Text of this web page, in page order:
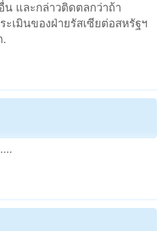
น และกล่าวติดตลกว่าถ้า
ะเมินของฝ่ายรัสเซียต่อสหรัฐฯ
.